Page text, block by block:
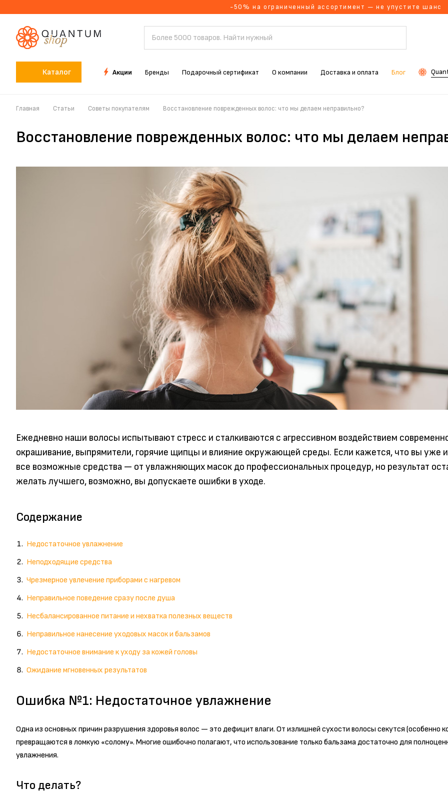
-50% на ограниченный ассортимент — не упустите шанс
Каталог Акции Бренды Подарочный сертификат О компании Доставка и оплата Блог
Главная Статьи Советы покупателям Восстановление поврежденных волос: что мы делаем неправильно?
Восстановление поврежденных волос: что мы делаем
Ежедневно наши волосы испытывают стресс и сталкиваются с агрессивном воздействием
окрашивание, выпрямители, горячие щипцы и влияние окружающей среды. Если кажется, что вы уже
все возможные средства — от увлажняющих масок до профессиональных процедур, но результат
желать лучшего, возможно, вы допускаете ошибки в уходе.
Содержание
Недостаточное увлажнение
Неподходящие средства
Чрезмерное увлечение приборами с нагревом
Неправильное поведение сразу после душа
Несбалансированное питание и нехватка полезных веществ
Неправильное нанесение уходовых масок и бальзамов
Недостаточное внимание к уходу за кожей головы
Ожидание мгновенных результатов
Ошибка №1: Недостаточное увлажнение
Одна из основных причин разрушения здоровья волос — это дефицит влаги. От излишней сухости волосы секутся (особенно
превращаются в ломкую «солому». Многие ошибочно полагают, что использование только бальзама достаточно для
увлажнения.
Что делать?